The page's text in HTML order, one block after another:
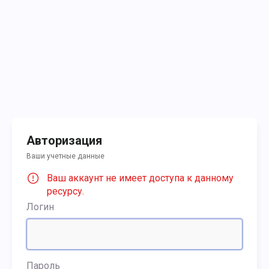
Авторизация
Ваши учетные данные
Ваш аккаунт не имеет доступа к данному
ресурсу.
Логин
Пароль